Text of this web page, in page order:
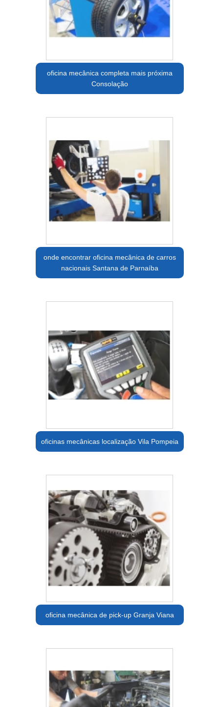
oficina mecânica completa mais próxima
Consolação
onde encontrar oficina mecânica de carros
nacionais Santana de Parnaíba
oficinas mecânicas localização Vila Pompeia
oficina mecânica de pick-up Granja Viana